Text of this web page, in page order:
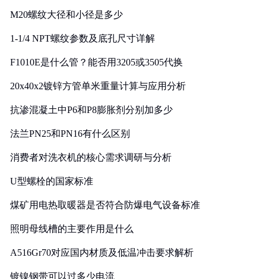
M20螺纹大径和小径是多少
1-1/4 NPT螺纹参数及底孔尺寸详解
F1010E是什么管？能否用3205或3505代换
20x40x2镀锌方管单米重量计算与应用分析
抗渗混凝土中P6和P8膨胀剂分别加多少
法兰PN25和PN16有什么区别
消费者对洗衣机的核心需求调研与分析
U型螺栓的国家标准
煤矿用电热取暖器是否符合防爆电气设备标准
照明母线槽的主要作用是什么
A516Gr70对应国内材质及低温冲击要求解析
镀镍钢带可以过多少电流